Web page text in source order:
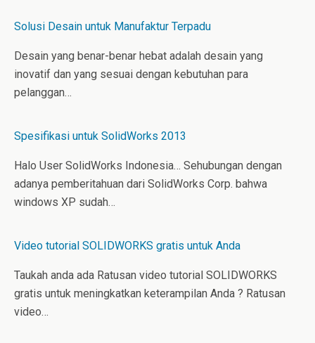
Solusi Desain untuk Manufaktur Terpadu
Desain yang benar-benar hebat adalah desain yang
inovatif dan yang sesuai dengan kebutuhan para
pelanggan…
Spesifikasi untuk SolidWorks 2013
Halo User SolidWorks Indonesia… Sehubungan dengan
adanya pemberitahuan dari SolidWorks Corp. bahwa
windows XP sudah…
Video tutorial SOLIDWORKS gratis untuk Anda
Taukah anda ada Ratusan video tutorial SOLIDWORKS
gratis untuk meningkatkan keterampilan Anda ? Ratusan
video…